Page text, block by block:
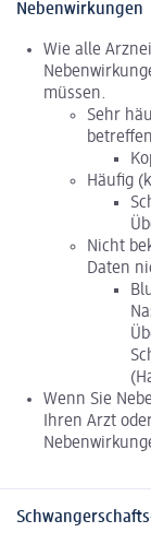
Nebenwirkungen
Wie alle
müssen.
Sehr
Häufig
Nicht
Daten
Wenn Sie
Ihren Arzt